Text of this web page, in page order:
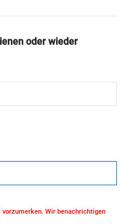
oder wieder
Wir benachrichtigen